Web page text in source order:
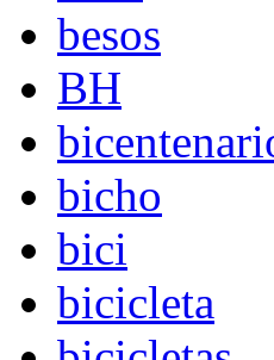
besos
BH
bicho
bici
bicicleta